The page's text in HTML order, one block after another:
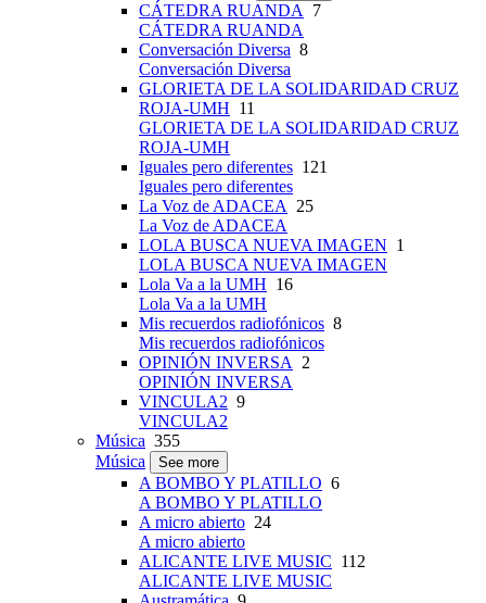
CÁTEDRA RUANDA 7
CÁTEDRA RUANDA
Conversación Diversa 8
Conversación Diversa
GLORIETA DE LA SOLIDARIDAD CRUZ
ROJA-UMH 11
GLORIETA DE LA SOLIDARIDAD CRUZ
ROJA-UMH
Iguales pero diferentes 121
Iguales pero diferentes
La Voz de ADACEA 25
La Voz de ADACEA
LOLA BUSCA NUEVA IMAGEN 1
LOLA BUSCA NUEVA IMAGEN
Lola Va a la UMH 16
Lola Va a la UMH
Mis recuerdos radiofónicos 8
Mis recuerdos radiofónicos
OPINIÓN INVERSA 2
OPINIÓN INVERSA
VINCULA2 9
VINCULA2
Música 355
Música
See more
A BOMBO Y PLATILLO 6
A BOMBO Y PLATILLO
A micro abierto 24
A micro abierto
ALICANTE LIVE MUSIC 112
ALICANTE LIVE MUSIC